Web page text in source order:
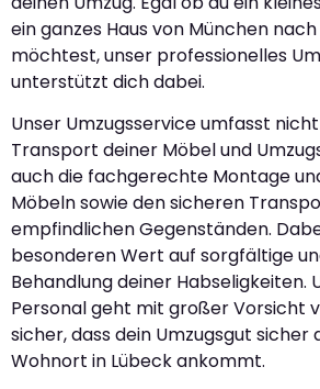
ein ganzes Haus von München
möchtest, unser professionelles
unterstützt dich dabei.
Unser Umzugsservice umfasst
Transport deiner Möbel und
auch die fachgerechte Montage
Möbeln sowie den sicheren
empfindlichen Gegenständen.
besonderen Wert auf sorgfältige
Behandlung deiner Habseligkeiten.
Personal geht mit großer Vorsicht
sicher, dass dein Umzugsgut sicher
Wohnort in Lübeck ankommt.